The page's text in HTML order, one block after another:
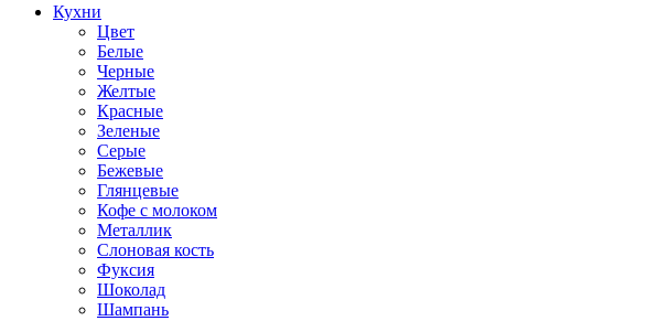
Кухни
Цвет
Белые
Черные
Желтые
Красные
Зеленые
Серые
Бежевые
Глянцевые
Кофе с молоком
Металлик
Слоновая кость
Фуксия
Шоколад
Шампань